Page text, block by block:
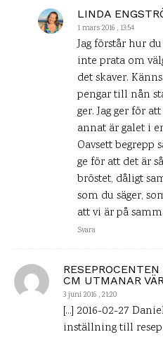
LINDA
1 mars 2016 , 13:54
Jag förstår hur
inte prata om
det skaver.
pengar till nån
ger. Jag ger för
annat är galet i
Oavsett begrepp
ge för att det är
bröstet, dåligt
som du säger,
att vi är på
Svara
CM UTMANAR
3 juni 2016 , 21:20
[…] 2016-02-27
inställning till